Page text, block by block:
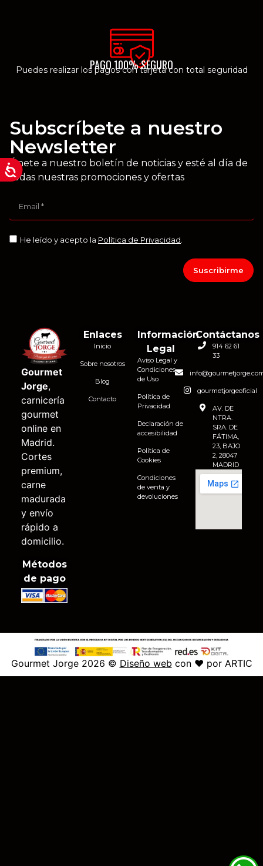
PAGO 100% SEGURO
Puedes realizar los pagos con tarjeta con total seguridad
Subscríbete a nuestro
Newsletter
Únete a nuestro boletín de noticias y esté al día de
todas nuestras promociones y ofertas
He leído y acepto la Política de Privacidad.
Suscribirme
Gourmet
Jorge,
carnicería
gourmet
online en
Madrid.
Cortes
premium,
carne
madurada
y envío
rápido a
domicilio.
Métodos
de pago
Enlaces
Inicio
Sobre nosotros
Blog
Contacto
Información
Legal
Aviso Legal y
Condiciones
de Uso
Política de
Privacidad
Declaración de
accesibilidad
Política de
Cookies
Condiciones
de venta y
devoluciones
Contáctanos
914 62 61
33
gourmetjorgeoficial
AV. DE
NTRA.
SRA. DE
FÁTIMA,
23, BAJO
2, 28047
MADRID
Gourmet Jorge 2026 © Diseño web con ♥️ por ARTIC